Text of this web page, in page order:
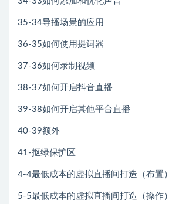
35-34导播场景的应用
36-35如何使用提词器
37-36如何录制视频
38-37如何开启抖音直播
39-38如何开启其他平台直播
40-39额外
41-抠绿保护区
4-4最低成本的虚拟直播间打造（布置）
5-5最低成本的虚拟直播间打造（操作）